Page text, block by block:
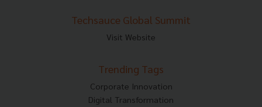
Techsauce Global Summit
Visit Website
Trending Tags
Corporate Innovation
Digital Transformation